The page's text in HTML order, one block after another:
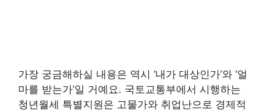
가장 궁금해하실 내용은 역시 ‘내가 대상인가’와 ‘얼
마를 받는가’일 거예요. 국토교통부에서 시행하는
청년월세 특별지원은 고물가와 취업난으로 경제적